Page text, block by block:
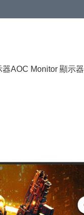
器AOC Monitor 顯示器